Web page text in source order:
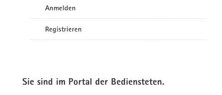
Anmelden
Registrieren
Sie sind im Portal der Bediensteten.